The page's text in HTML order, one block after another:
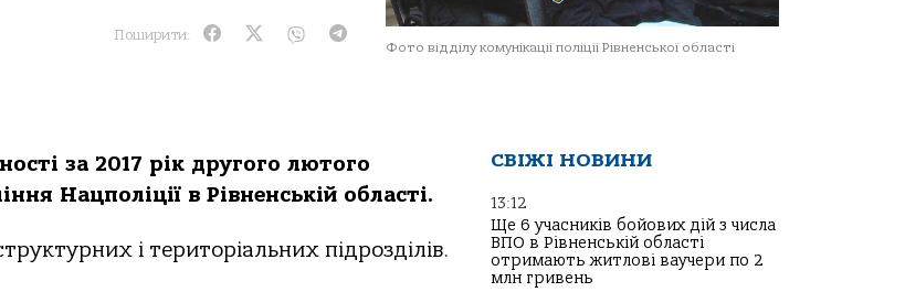
Поширити:
Фото відділу комунікації поліції Рівненської області
за 2017 рік другого лютого
Нацполіції в Рівненській області.
і територіальних підрозділів.
СВІЖІ НОВИНИ
13:12
Ще 6 учасників бойових дій з числа
ВПО в Рівненській області
отримають житлові ваучери по 2
млн гривень